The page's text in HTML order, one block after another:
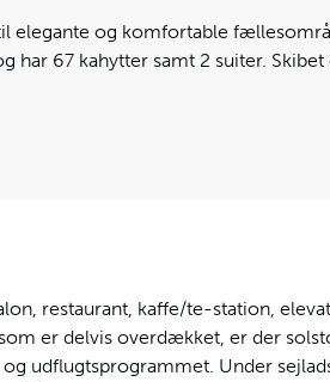
elegante og komfortable
har 67 kahytter samt 2 suiter.
restaurant, kaffe/te-station,
er delvis overdækket, er der
udflugtsprogrammet. Under